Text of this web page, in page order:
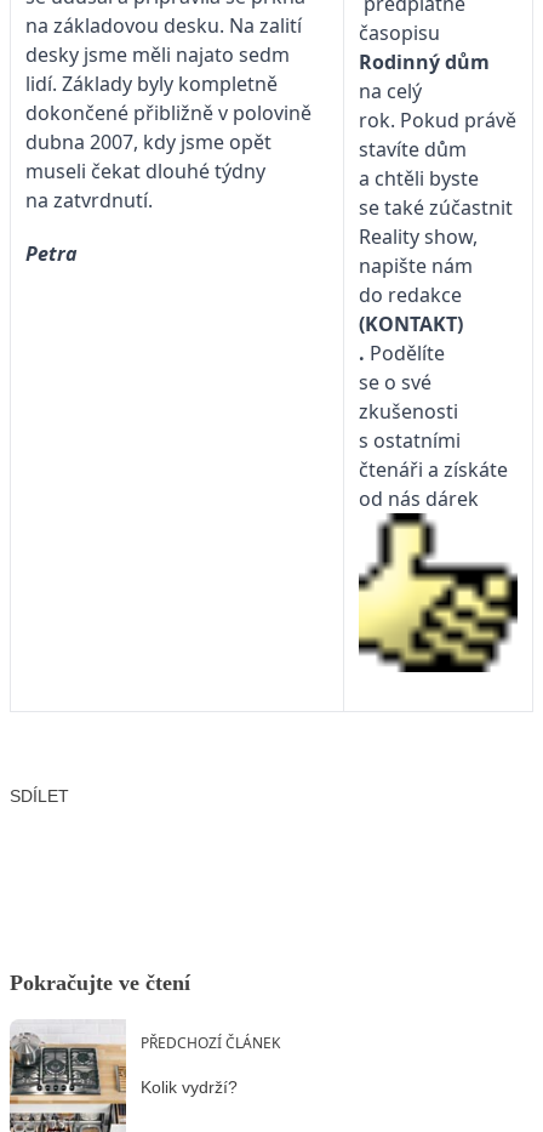
na základovou desku. Na zalití
desky jsme měli najato sedm
lidí. Základy byly kompletně
dokončené přibližně v polovině
dubna 2007, kdy jsme opět
museli čekat dlouhé týdny
na zatvrdnutí.
Petra
časopisu
Rodinný dům
na celý
rok. Pokud právě
stavíte dům
a chtěli byste
se také zúčastnit
Reality show,
napište nám
do redakce
(KONTAKT)
. Podělíte
se o své
zkušenosti
s ostatními
čtenáři a získáte
od nás dárek
SDÍLET
Pokračujte ve čtení
PŘEDCHOZÍ ČLÁNEK
Kolik vydrží?